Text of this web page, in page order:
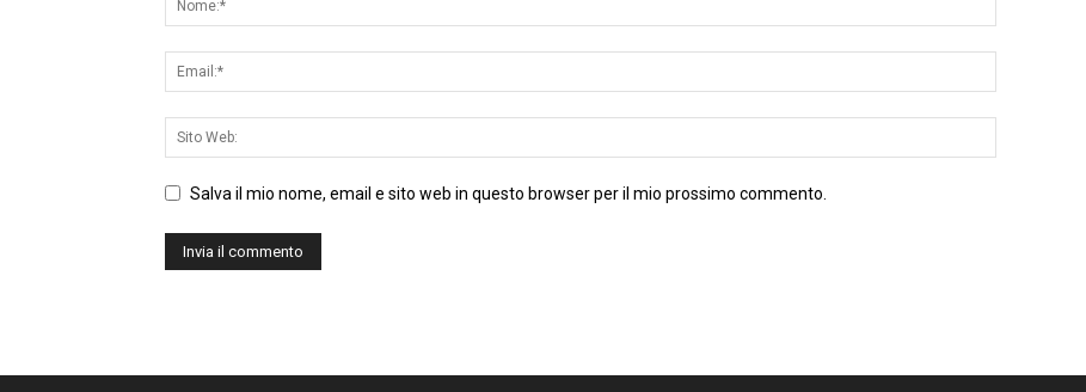
Salva il mio nome, email e sito web in questo browser per il mio prossimo commento.